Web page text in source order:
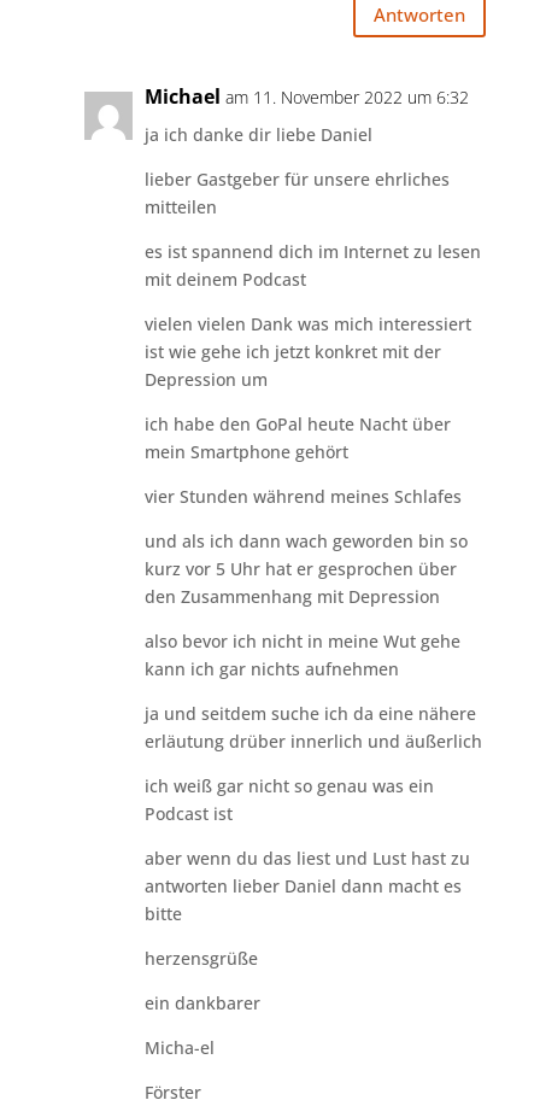
Antworten
Michael am 11. November 2022 um 6:32
ja ich danke dir liebe Daniel
lieber Gastgeber für unsere ehrliches
mitteilen
es ist spannend dich im Internet zu lesen
mit deinem Podcast
vielen vielen Dank was mich interessiert
ist wie gehe ich jetzt konkret mit der
Depression um
ich habe den GoPal heute Nacht über
mein Smartphone gehört
vier Stunden während meines Schlafes
und als ich dann wach geworden bin so
kurz vor 5 Uhr hat er gesprochen über
den Zusammenhang mit Depression
also bevor ich nicht in meine Wut gehe
kann ich gar nichts aufnehmen
ja und seitdem suche ich da eine nähere
erläutung drüber innerlich und äußerlich
ich weiß gar nicht so genau was ein
Podcast ist
aber wenn du das liest und Lust hast zu
antworten lieber Daniel dann macht es
bitte
herzensgrüße
ein dankbarer
Micha-el
Förster